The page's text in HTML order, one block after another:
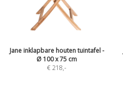
Jane inklapbare houten tuintafel -
Ø 100 x 75 cm
€ 218,-